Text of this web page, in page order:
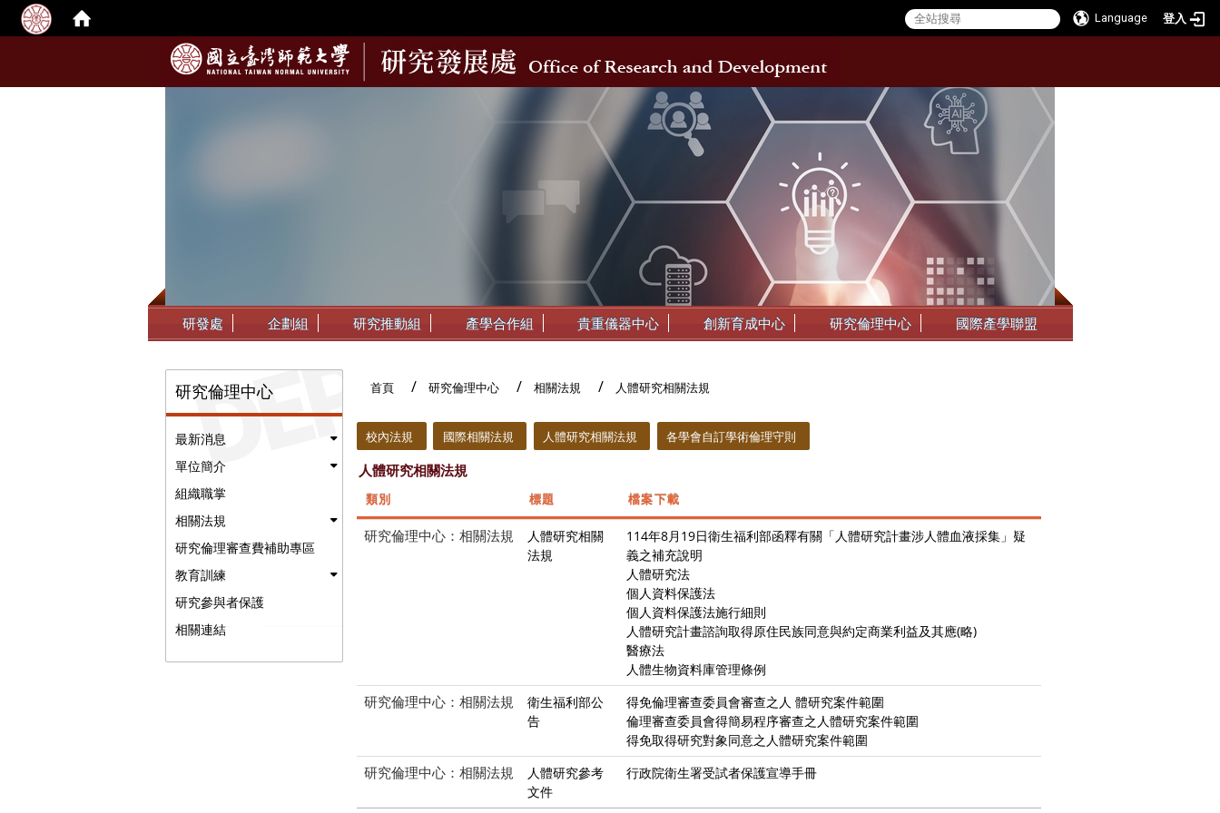
Language 登入
:::
::: 研發處 企劃組 研究推動組 產學合作組 貴重儀器中心 創新育成中心 研究倫理中心 國際產學聯盟
研究倫理中心
最新消息
單位簡介
組織職掌
相關法規
研究倫理審查費補助專區
教育訓練
研究參與者保護
相關連結
首頁 研究倫理中心 相關法規 人體研究相關法規
校內法規 國際相關法規 人體研究相關法規 各學會自訂學術倫理守則
人體研究相關法規
類別 標題 檔案下載
研究倫理中心：相關法規
人體研究相關
法規
114年8月19日衛生福利部函釋有關「人體研究計畫涉人體血液採集」疑
義之補充說明
人體研究法
個人資料保護法
個人資料保護法施行細則
人體研究計畫諮詢取得原住民族同意與約定商業利益及其應(略)
醫療法
人體生物資料庫管理條例
研究倫理中心：相關法規
衛生福利部公
告
得免倫理審查委員會審查之人 體研究案件範圍
倫理審查委員會得簡易程序審查之人體研究案件範圍
得免取得研究對象同意之人體研究案件範圍
研究倫理中心：相關法規
人體研究參考
文件
行政院衛生署受試者保護宣導手冊